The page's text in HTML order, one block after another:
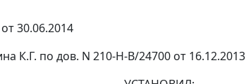
30.06.2014
К.Г. по дов. N 210-Н-В/24700 от 16.12.2013